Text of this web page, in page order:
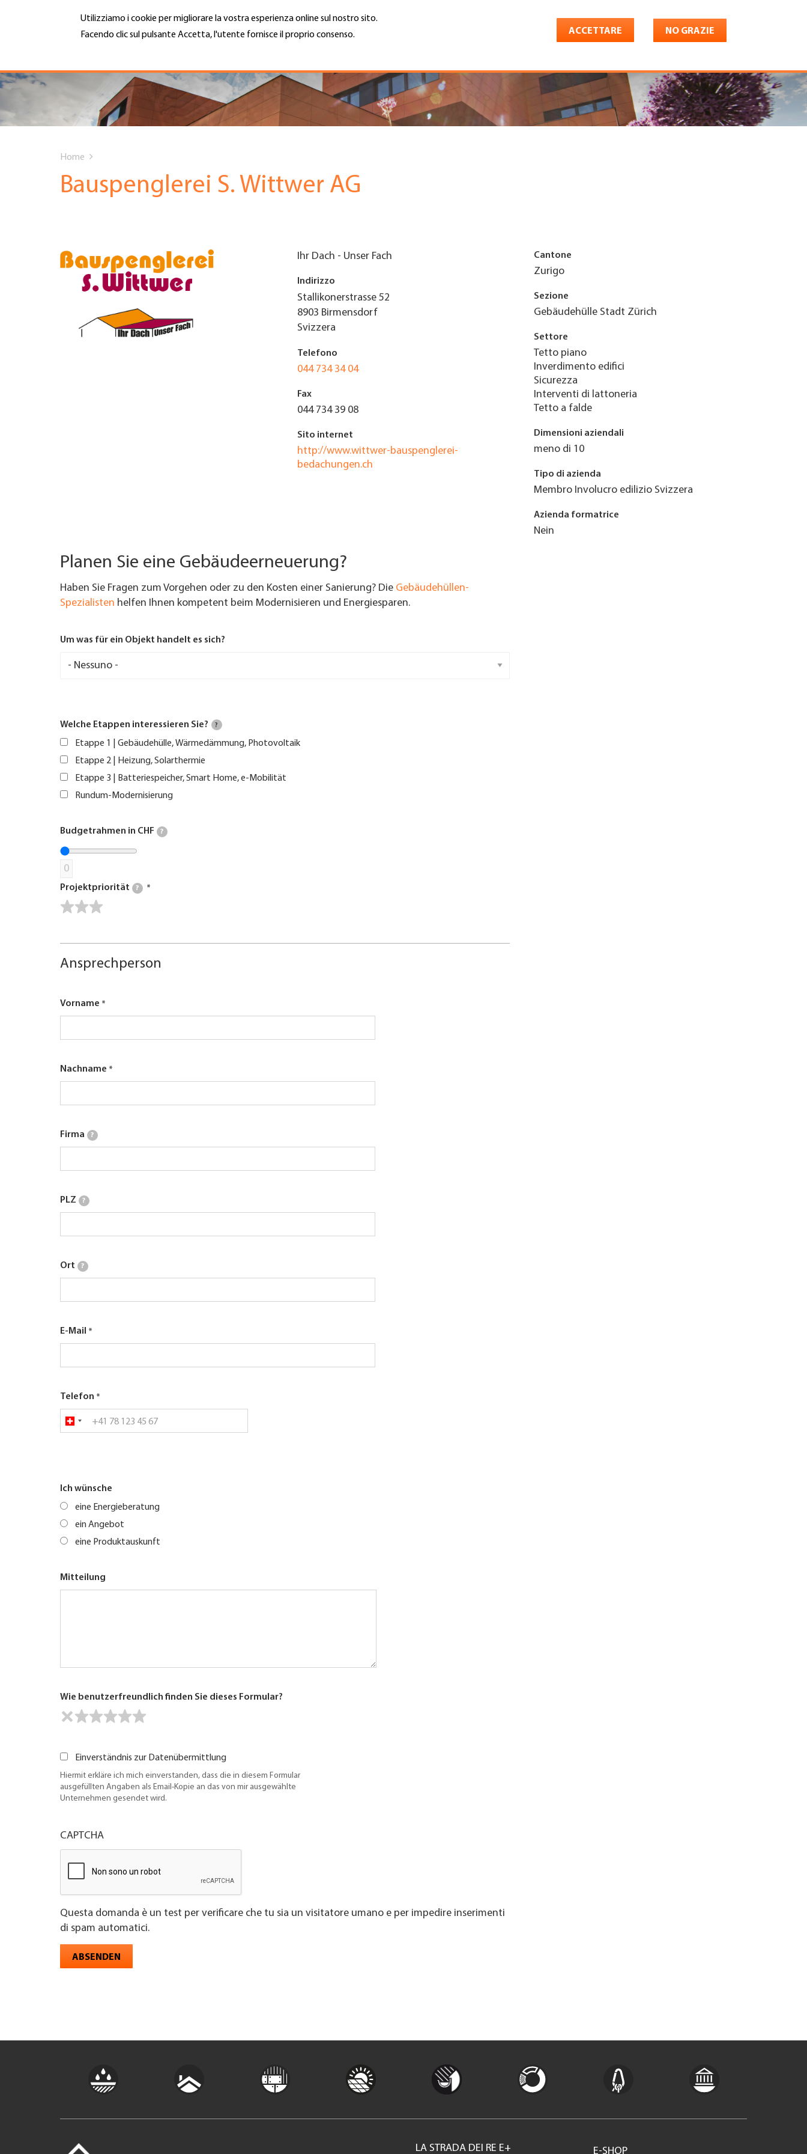
Utilizziamo i cookie per migliorare la vostra esperienza online sul nostro sito.
Facendo clic sul pulsante Accetta, l'utente fornisce il proprio consenso.
ACCETTARE NO GRAZIE
Hauptnavigation
CHI SIAMO
SERVIZI
DATE EVENTI
CARRIERA E LAVORO
TROVARE AZIENDA
RIVISTA SPECIALIZZATA
MENU Cerca
Top
Menu
are
Home
Bauspenglerei S. Wittwer AG
Ihr Dach - Unser Fach
Indirizzo
Stallikonerstrasse 52
8903 Birmensdorf
Svizzera
Telefono
044 734 34 04
Fax
044 734 39 08
Sito internet
http://www.wittwer-bauspenglerei-
bedachungen.ch
Cantone
Zurigo
Sezione
Gebäudehülle Stadt Zürich
Settore
Tetto piano
Inverdimento edifici
Sicurezza
Interventi di lattoneria
Tetto a falde
Dimensioni aziendali
meno di 10
Tipo di azienda
Membro Involucro edilizio Svizzera
Azienda formatrice
Nein
Planen Sie eine Gebäudeerneuerung?
Haben Sie Fragen zum Vorgehen oder zu den Kosten einer Sanierung? Die Gebäudehüllen-
Spezialisten helfen Ihnen kompetent beim Modernisieren und Energiesparen.
Um was für ein Objekt handelt es sich?
Welche Etappen interessieren Sie? ?
Etappe 1 | Gebäudehülle, Wärmedämmung, Photovoltaik
Etappe 2 | Heizung, Solarthermie
Etappe 3 | Batteriespeicher, Smart Home, e-Mobilität
Rundum-Modernisierung
Budgetrahmen in CHF ?
0
Projektpriorität ?
Ansprechperson
Vorname
Nachname
Firma ?
PLZ ?
Ort ?
E-Mail
Telefon
Ich wünsche
eine Energieberatung
ein Angebot
eine Produktauskunft
Mitteilung
Wie benutzerfreundlich finden Sie dieses Formular?
Einverständnis zur Datenübermittlung
Hiermit erkläre ich mich einverstanden, dass die in diesem Formular
ausgefüllten Angaben als Email-Kopie an das von mir ausgewählte
Unternehmen gesendet wird.
CAPTCHA
Questa domanda è un test per verificare che tu sia un visitatore umano e per impedire inserimenti
di spam automatici.
ABSENDEN
LA STRADA DEI RE E+ E-SHOP